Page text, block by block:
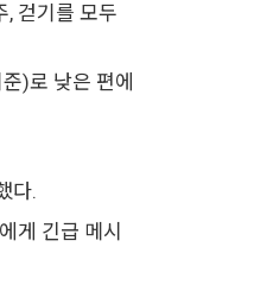
걷기를 모두
)로 낮은 편에
다.
게 긴급 메시